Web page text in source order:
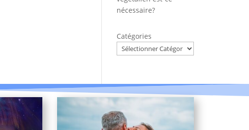
nécessaire?
Catégories